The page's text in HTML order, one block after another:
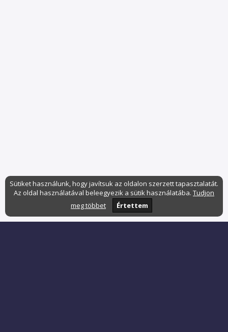
Sütiket használunk, hogy javítsuk az oldalon szerzett tapasztalatát.
Az oldal használatával beleegyezik a sütik használatába. Tudjon
meg többet
Értettem